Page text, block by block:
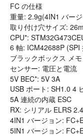
FC の仕様
重量: 2.9g(4IN1 バー
取り付け穴サイズ:
CPU*:
6 軸: ICM42688P (SPI
ブラックボックス メ
センサー: 電圧と電流
5V BEC*: 5V 3A
USB ポート: SH1.0 4
5A 連続の内蔵 ESC
RX: シリアル ELRS
4IN1 バージョン:
5IN1 バージョン: